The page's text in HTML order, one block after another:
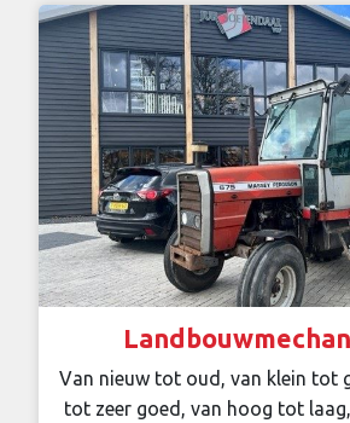
Van nieuw tot oud, van klein tot
tot zeer goed, van hoog tot